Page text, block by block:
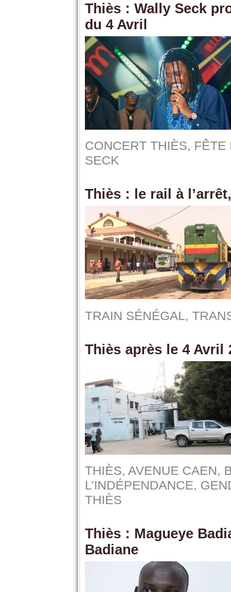
Thiès : Wally Seck
du 4 Avril
CONCERT THIÈS, FÊTE
SECK
Thiès : le rail à
TRAIN SÉNÉGAL,
Thiès après le 4 Avril
THIÈS, AVENUE CAEN,
L’INDÉPENDANCE,
THIÈS
Thiès : Magueye
Badiane